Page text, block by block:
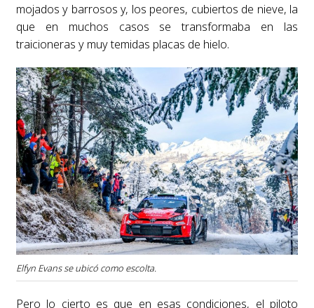
mojados y barrosos y, los peores, cubiertos de nieve, la
que en muchos casos se transformaba en las
traicioneras y muy temidas placas de hielo.
Elfyn Evans se ubicó como escolta.
Pero lo cierto es que en esas condiciones, el piloto